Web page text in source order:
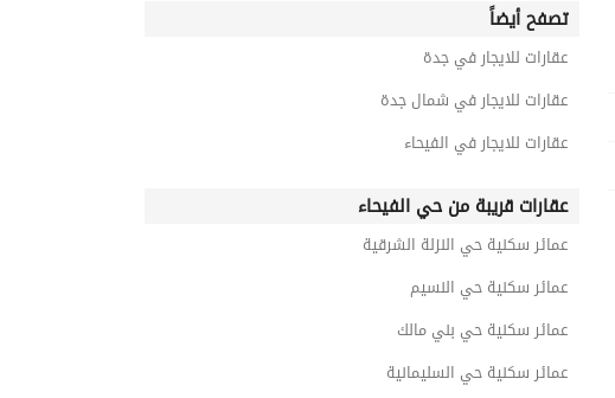
تصفح أيضاً
عقارات للايجار في جدة
عقارات للايجار في شمال جدة
عقارات للايجار في الفيحاء
عقارات قريبة من حي الفيحاء
عمائر سكنية حي النزلة الشرقية
عمائر سكنية حي النسيم
عمائر سكنية حي بني مالك
عمائر سكنية حي السليمانية